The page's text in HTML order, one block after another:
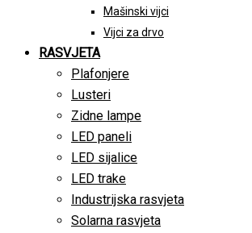
Mašinski vijci
Vijci za drvo
RASVJETA
Plafonjere
Lusteri
Zidne lampe
LED paneli
LED sijalice
LED trake
Industrijska rasvjeta
Solarna rasvjeta